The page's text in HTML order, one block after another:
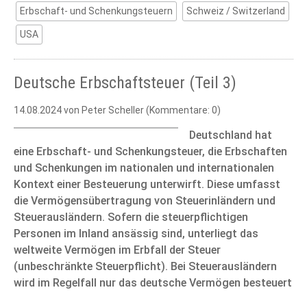
Erbschaft- und Schenkungsteuern Schweiz / Switzerland
USA
Deutsche Erbschaftsteuer (Teil 3)
14.08.2024von Peter Scheller (Kommentare: 0)
Deutschland hat
eine Erbschaft- und Schenkungsteuer, die Erbschaften
und Schenkungen im nationalen und internationalen
Kontext einer Besteuerung unterwirft. Diese umfasst
die Vermögensübertragung von Steuerinländern und
Steuerausländern. Sofern die steuerpflichtigen
Personen im Inland ansässig sind, unterliegt das
weltweite Vermögen im Erbfall der Steuer
(unbeschränkte Steuerpflicht). Bei Steuerausländern
wird im Regelfall nur das deutsche Vermögen besteuert